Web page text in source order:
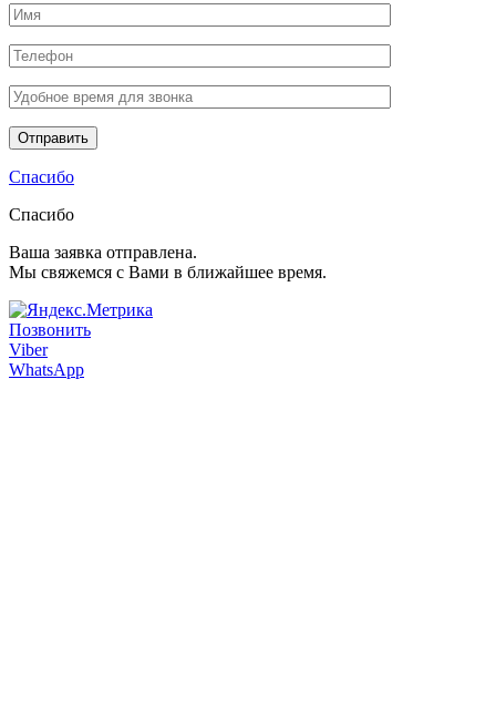
Спасибо
Спасибо
Ваша заявка отправлена.
Мы свяжемся с Вами в ближайшее время.
Позвонить
Viber
WhatsApp